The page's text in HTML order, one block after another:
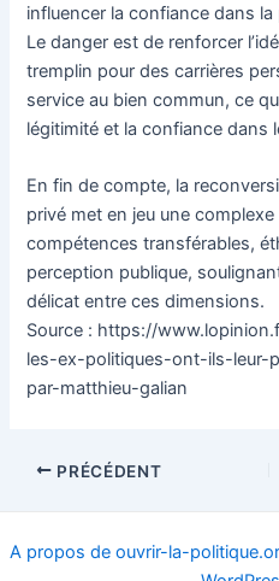
influencer la confiance dans
Le danger est de renforcer
tremplin pour des carrières
service au bien commun, ce
légitimité et la confiance dans
En fin de compte, la
privé met en jeu une
compétences transférables,
perception publique,
délicat entre ces dimensions.
Source : https://
les-ex-politiques-ont-ils-leur-
par-matthieu-galian
NavigationPRÉCÉDENT
A propos de ouvrir-la-